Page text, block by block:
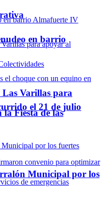
Varillas para
Fiesta de las
en barrio
el 21 de julio
Municipal por los